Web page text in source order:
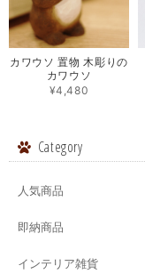
カワウソ 置物 木彫りの
カワウソ
¥4,480
Category
人気商品
即納商品
インテリア雑貨